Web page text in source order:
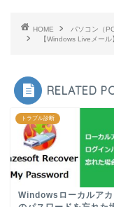
HOME パソコン（PC
【Windows Liveメー
RELATED
トラブル診断
Windowsローカルアカ